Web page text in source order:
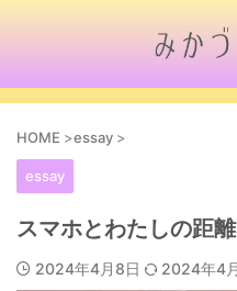
HOME >essay >
essay
スマホとわたしの距
2024年4月8日 2024年4